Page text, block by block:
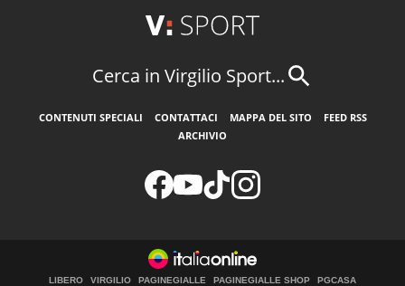
Cerca in Virgilio Sport...
CONTENUTI SPECIALI CONTATTACI MAPPA DEL SITO
FEED RSS
ARCHIVIO
LIBERO VIRGILIO PAGINEGIALLE PAGINEGIALLE SHOP
PGCASA